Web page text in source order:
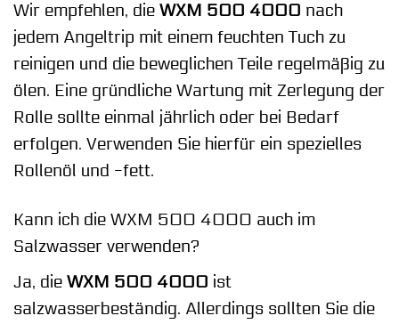
Wir empfehlen, die WXM 500 4000 nach
jedem Angeltrip mit einem feuchten Tuch zu
reinigen und die beweglichen Teile regelmäßig zu
ölen. Eine gründliche Wartung mit Zerlegung der
Rolle sollte einmal jährlich oder bei Bedarf
erfolgen. Verwenden Sie hierfür ein spezielles
Rollenöl und -fett.
Kann ich die WXM 500 4000 auch im
Salzwasser verwenden?
Ja, die WXM 500 4000 ist
salzwasserbeständig. Allerdings sollten Sie die